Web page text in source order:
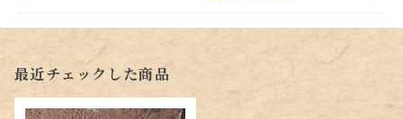
最近チェックした商品